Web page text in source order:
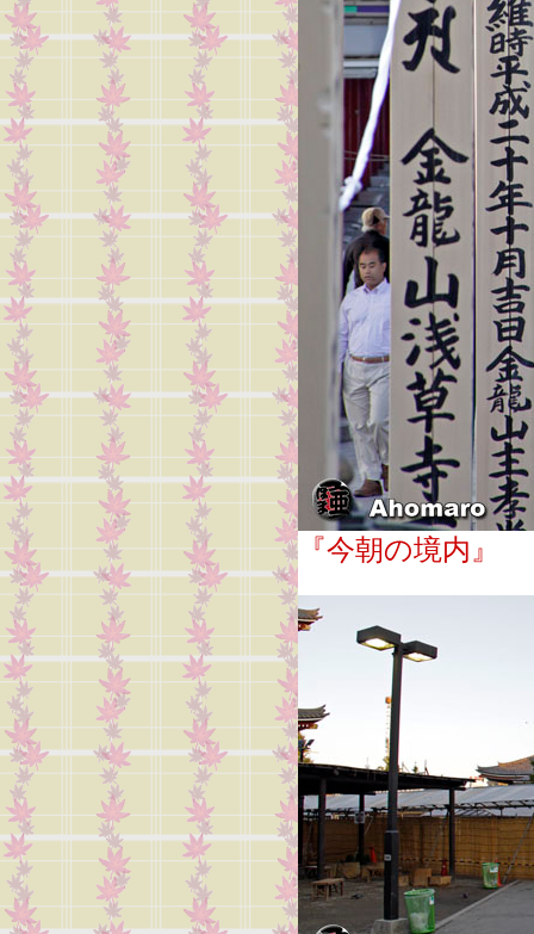
『今朝の境内』